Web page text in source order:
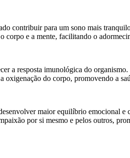
contribuir para um sono mais
corpo e a mente, facilitando o
a resposta imunológica do organismo.
oxigenação do corpo, promovendo a
maior equilíbrio emocional e
por si mesmo e pelos outros,